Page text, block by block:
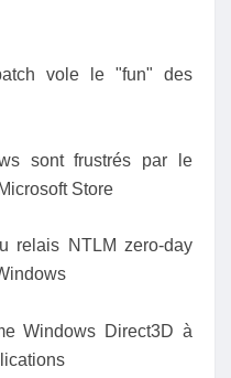
vole le "fun" des
sont frustrés par le
Store
relais NTLM zero-day
Windows Direct3D à